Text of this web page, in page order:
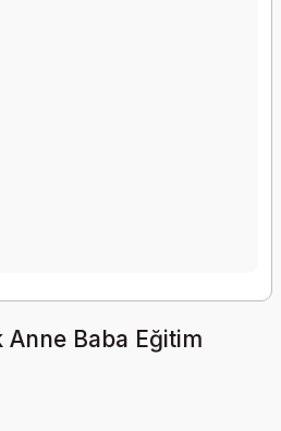
Anne Baba Eğitim